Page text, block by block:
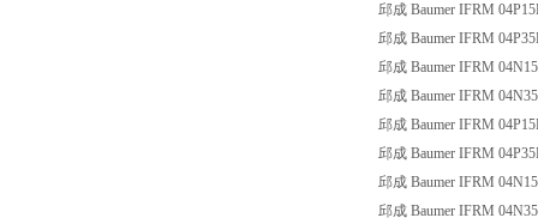
邱成 Baumer IFRM
邱成 Baumer IFRM
邱成 Baumer IFRM
邱成 Baumer IFRM
邱成 Baumer IFRM
邱成 Baumer IFRM
邱成 Baumer IFRM
邱成 Baumer IFRM